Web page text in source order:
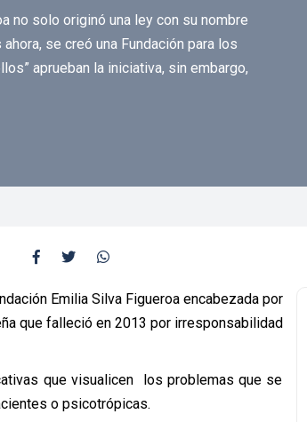
no solo originó una ley con su nombre
se creó una Fundación para los
aprueban la iniciativa, sin embargo,
Emilia Silva Figueroa encabezada por
que falleció en 2013 por irresponsabilidad
que visualicen los problemas que se
o psicotrópicas.